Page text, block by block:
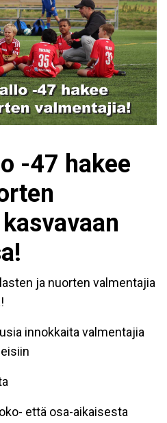
-47 hakee
ja nuorten valmentajia
innokkaita valmentajia
että osa-aikaisesta